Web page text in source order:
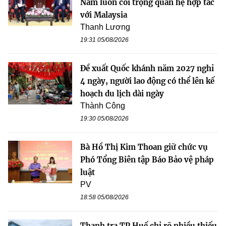
Nam luôn coi trọng quan hệ hợp tác
với Malaysia
Thanh Lương
19:31 05/08/2026
Đề xuất Quốc khánh năm 2027 nghỉ
4 ngày, người lao động có thể lên kế
hoạch du lịch dài ngày
Thành Công
19:30 05/08/2026
Bà Hồ Thị Kim Thoan giữ chức vụ
Phó Tổng Biên tập Báo Bảo vệ pháp
luật
PV
18:58 05/08/2026